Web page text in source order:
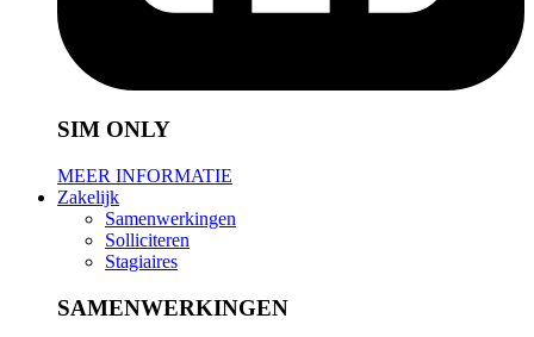
SIM ONLY
MEER INFORMATIE
Zakelijk
Samenwerkingen
Solliciteren
Stagiaires
SAMENWERKINGEN